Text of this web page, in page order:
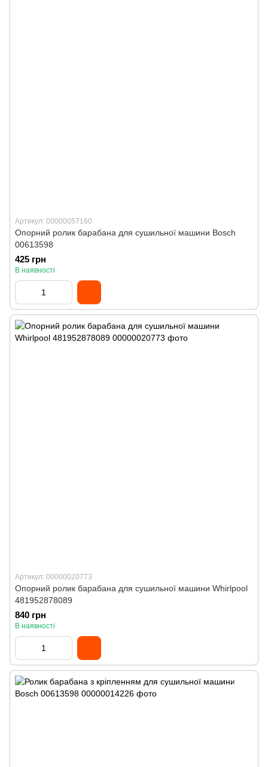
Артикул: 00000057160
Опорний ролик барабана для сушильної машини Bosch
00613598
425 грн
В наявності
Артикул: 00000020773
Опорний ролик барабана для сушильної машини Whirlpool
481952878089
840 грн
В наявності